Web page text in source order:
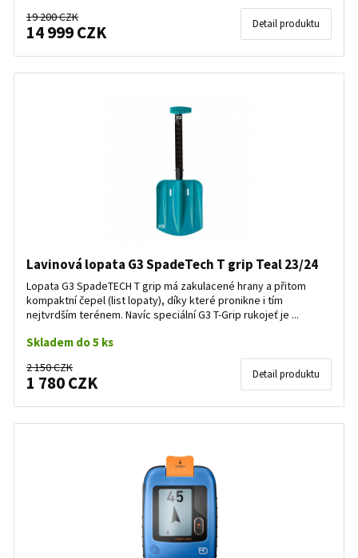
19 200 CZK
14 999 CZK Detail produktu
Lavinová lopata G3 SpadeTech T grip Teal 23/24
Lopata G3 SpadeTECH T grip má zakulacené hrany a přitom
kompaktní čepel (list lopaty), díky které pronikne i tím
nejtvrdším terénem. Navíc speciální G3 T-Grip rukojeť je ...
Skladem do 5 ks
2 150 CZK
1 780 CZK Detail produktu